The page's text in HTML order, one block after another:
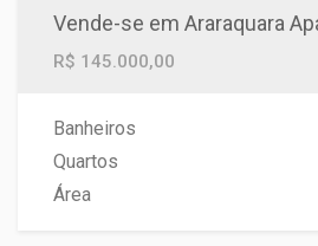
Vende-se em Araraquara
R$ 145.000,00
Banheiros
Quartos
Área